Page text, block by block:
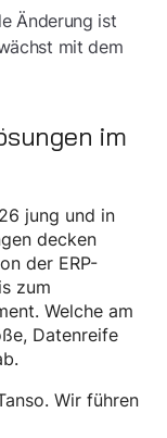
Änderung ist
mit dem
im
jung und in
decken
der ERP-
zum
Welche am
Datenreife
Wir führen